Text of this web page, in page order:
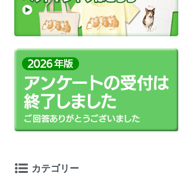
カテゴリー